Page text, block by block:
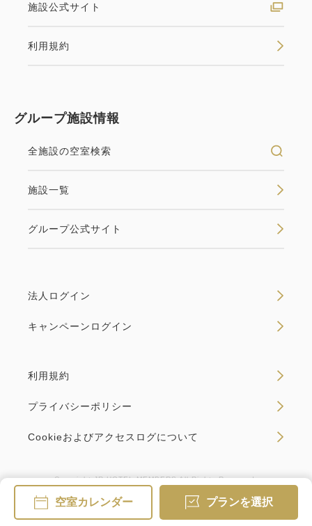
空室カレンダー プランを選択
施設公式サイト
利用規約
グループ施設情報
全施設の空室検索
施設一覧
グループ公式サイト
法人ログイン
キャンペーンログイン
利用規約
プライバシーポリシー
Cookieおよびアクセスログについて
Copyright JR HOTEL MEMBERS All Rights Reserved.